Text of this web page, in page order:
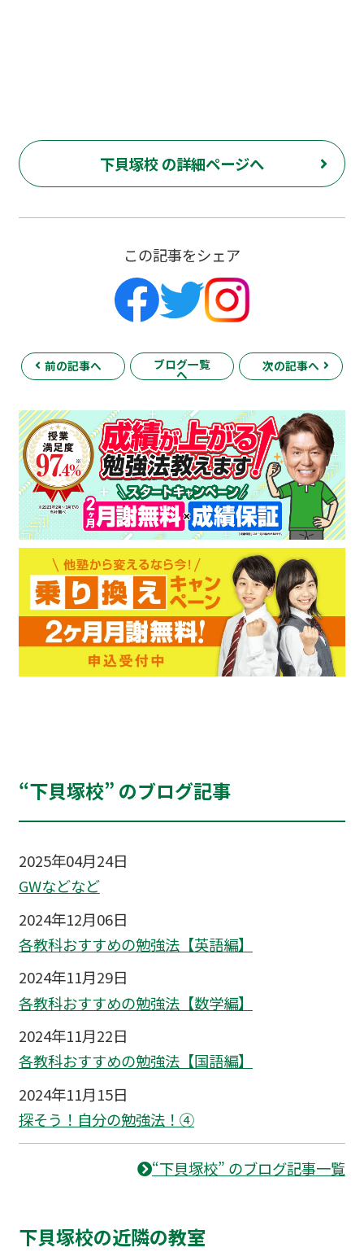
下貝塚校 の詳細ページへ
この記事をシェア
前の記事へ ブログ一覧
へ
次の記事へ
“下貝塚校” のブログ記事
2025年04月24日
GWなどなど
2024年12月06日
各教科おすすめの勉強法【英語編】
2024年11月29日
各教科おすすめの勉強法【数学編】
2024年11月22日
各教科おすすめの勉強法【国語編】
2024年11月15日
探そう！自分の勉強法！④
“下貝塚校” のブログ記事一覧
下貝塚校の近隣の教室